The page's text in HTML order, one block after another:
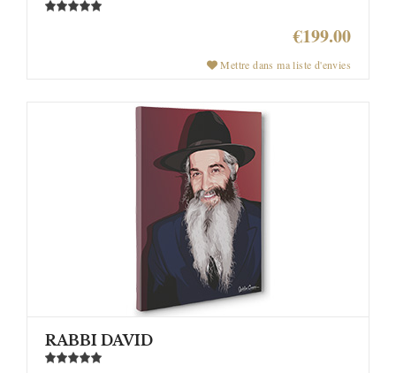
€199.00
Mettre dans ma liste d'envies
RABBI DAVID